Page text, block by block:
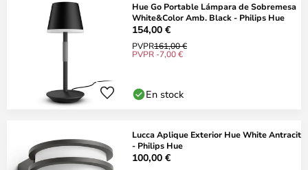
Hue Go Portable Lámpara de Sobremesa
White&Color Amb. Black - Philips Hue
154,00 €
PVPR161,00 €
PVPR -7,00 €
En stock
Lucca Aplique Exterior Hue White Antracit
- Philips Hue
100,00 €